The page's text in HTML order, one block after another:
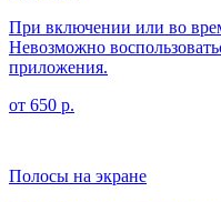
При включении или во
Невозможно
приложения.
от 650 р.
Полосы на экране